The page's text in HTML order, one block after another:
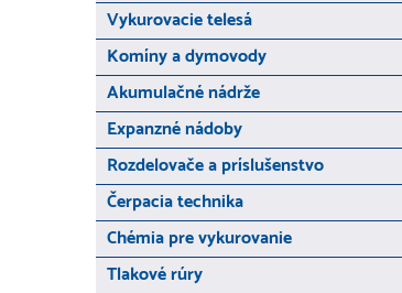
Vykurovacie telesá
Komíny a dymovody
Akumulačné nádrže
Expanzné nádoby
Rozdelovače a príslušenstvo
Čerpacia technika
Chémia pre vykurovanie
Tlakové rúry